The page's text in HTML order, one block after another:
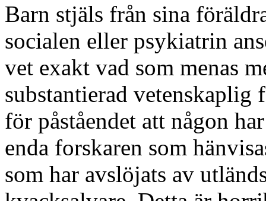
Barn stjäls från sina
socialen eller psykiatrin
vet exakt vad som menas
substantierad
för påståendet att någon
enda forskaren som
som har avslöjats av